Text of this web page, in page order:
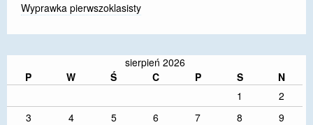
Wyprawka pierwszoklasisty
sierpień 2026
P
W Ś C P S
N
1
2
3
4 5 6 7 8
9